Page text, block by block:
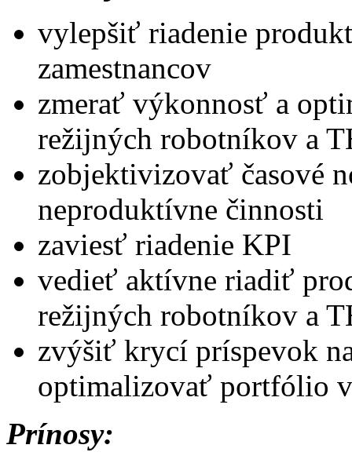
vylepšiť riadenie
zamestnancov
zmerať výkonnosť a
režijných robotníkov a
zobjektivizovať časové
neproduktívne činnosti
zaviesť riadenie KPI
vedieť aktívne riadiť
režijných robotníkov a
zvýšiť krycí príspevok
optimalizovať portfólio
Prínosy: